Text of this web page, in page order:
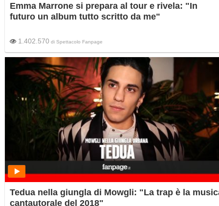
Emma Marrone si prepara al tour e rivela: "In
futuro un album tutto scritto da me"
1.402.570 di Spettacolo Fanpage
Tedua nella giungla di Mowgli: "La trap è la
cantautorale del 2018"